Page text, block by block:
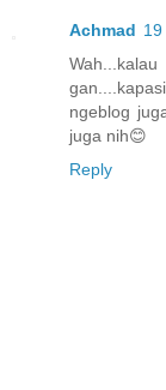
Achmad
ngeblog
juga nih😊
Reply